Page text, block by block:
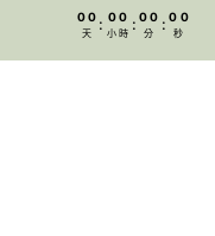
00
天 : 00
小時 : 00
分 :00
秒